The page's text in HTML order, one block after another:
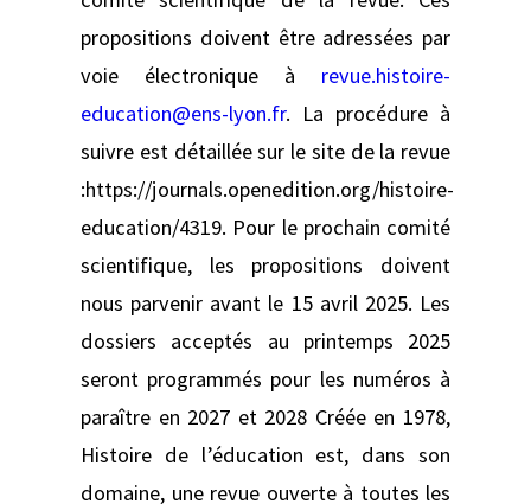
propositions doivent être adressées par
voie électronique à revue.histoire-
education@ens-lyon.fr. La procédure à
suivre est détaillée sur le site de la revue
:https://journals.openedition.org/histoire-
education/4319. Pour le prochain comité
scientifique, les propositions doivent
nous parvenir avant le 15 avril 2025. Les
dossiers acceptés au printemps 2025
seront programmés pour les numéros à
paraître en 2027 et 2028 Créée en 1978,
Histoire de l’éducation est, dans son
domaine, une revue ouverte à toutes les